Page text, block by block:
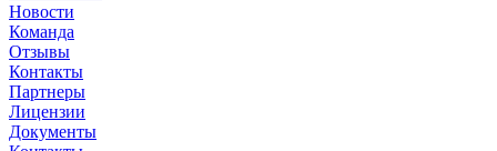
Новости
Команда
Отзывы
Контакты
Партнеры
Лицензии
Документы